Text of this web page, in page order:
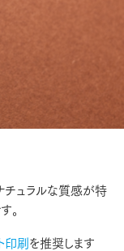
チュラルな質感が特
。
印刷 を推奨します